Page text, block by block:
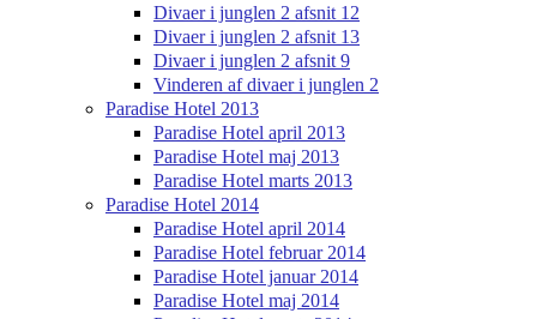
Divaer i junglen 2 afsnit 12
Divaer i junglen 2 afsnit 13
Divaer i junglen 2 afsnit 9
Vinderen af divaer i junglen 2
Paradise Hotel 2013
Paradise Hotel april 2013
Paradise Hotel maj 2013
Paradise Hotel marts 2013
Paradise Hotel 2014
Paradise Hotel april 2014
Paradise Hotel februar 2014
Paradise Hotel januar 2014
Paradise Hotel maj 2014